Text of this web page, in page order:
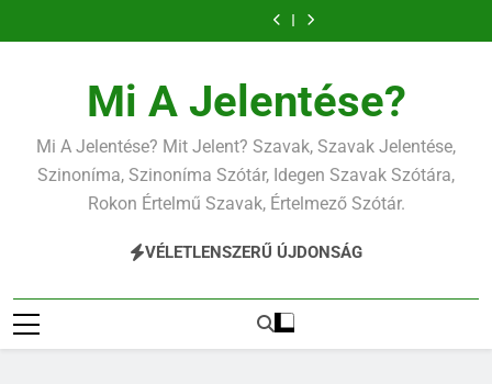
a
Mi A Jelentése?
Mi A Jelentése? Mit Jelent? Szavak, Szavak Jelentése,
Szinoníma, Szinoníma Szótár, Idegen Szavak Szótára,
Rokon Értelmű Szavak, Értelmező Szótár.
VÉLETLENSZERŰ ÚJDONSÁG